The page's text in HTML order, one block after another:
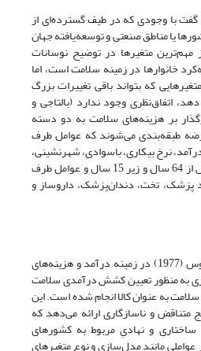
با وجودی که در طیف گسترده‌ای از
یا مناطق صنعتی و توسعه‌یافته‌ جهان
مهم‌ترین متغیرها در توضیح نوسانات
خانوارها در زمینه‌ سلامت است، اما
که بتواند باقی تغییرات بزرگ
اتفاق‌نظری وجود ندارد (بالتاجی و
تأثیرگذار بر هزینه‌های سلامت به دو دسته
طبقه‌بندی می‌شوند که عوامل طرف
نرخ بیکاری، باسوادی، شهرنشینی،
آلودگی هوا، درصد افراد بیش از 64 سال و زیر 15 سال و عوامل طرف
پزشک، تخت، دندان‌پزشک، داروساز و
پس از نخسین مطالعه نیوهاووس (1977) در زمینه درآمد و هزینه‌های
به‌ منظور تعیین کشش درآمدی سلامت
به ‌عنوان کالا انجام شده است. این
متناقض و ناسازگاری ارائه می‌دهد که
و نهادیِ مربوط به کشورهای
عواملی مانند مدل‌سازی و نوع متغیرهای